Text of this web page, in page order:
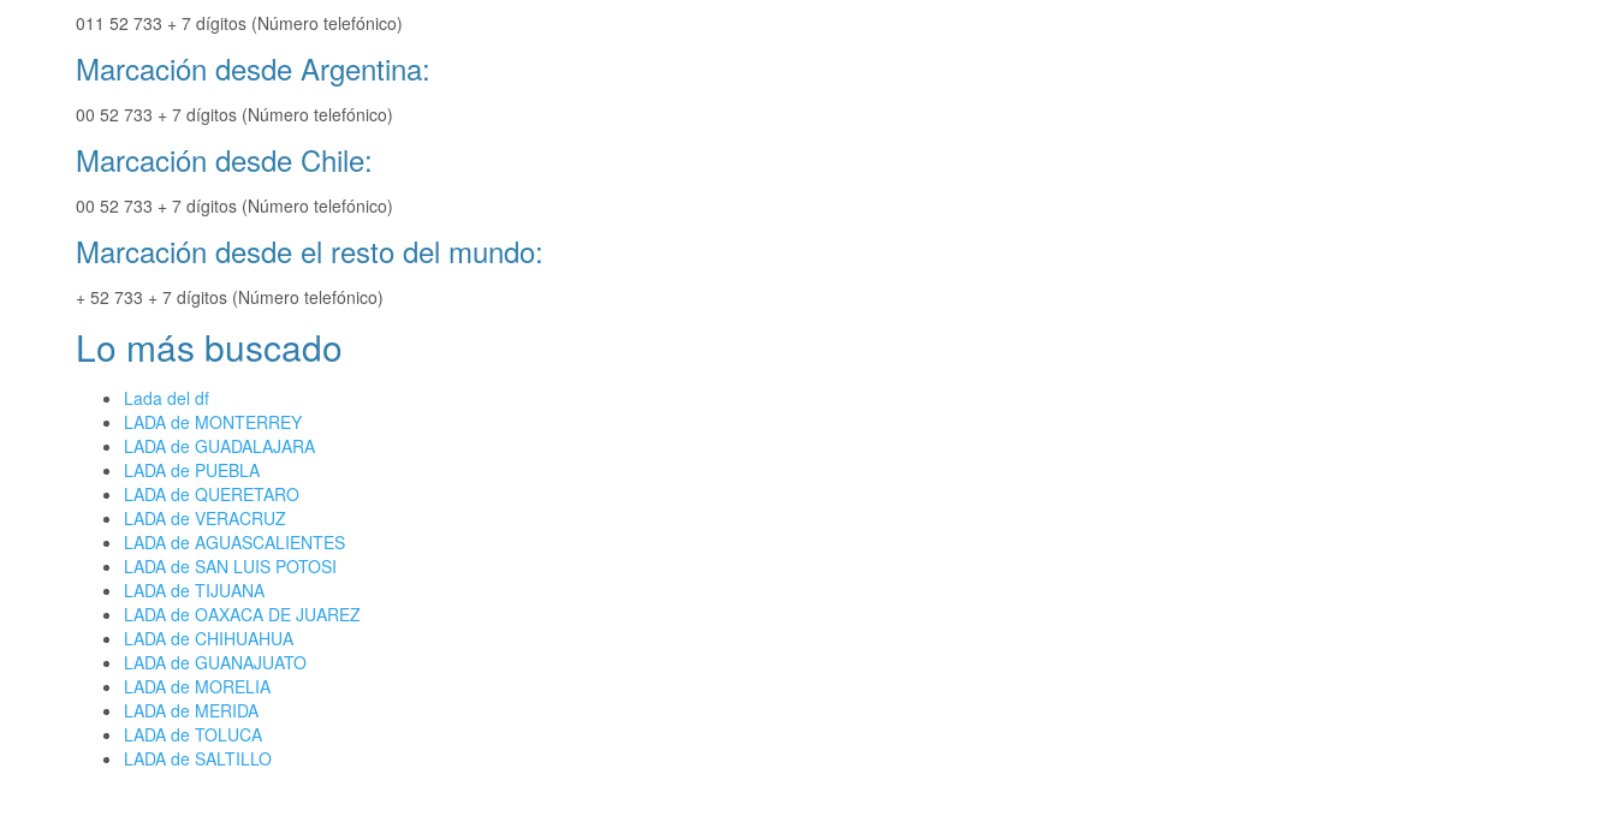
011 52 733 + 7 dígitos (Número telefónico)
Marcación desde Argentina:
00 52 733 + 7 dígitos (Número telefónico)
Marcación desde Chile:
00 52 733 + 7 dígitos (Número telefónico)
Marcación desde el resto del mundo:
+ 52 733 + 7 dígitos (Número telefónico)
Lo más buscado
Lada del df
LADA de MONTERREY
LADA de GUADALAJARA
LADA de PUEBLA
LADA de QUERETARO
LADA de VERACRUZ
LADA de AGUASCALIENTES
LADA de SAN LUIS POTOSI
LADA de TIJUANA
LADA de OAXACA DE JUAREZ
LADA de CHIHUAHUA
LADA de GUANAJUATO
LADA de MORELIA
LADA de MERIDA
LADA de TOLUCA
LADA de SALTILLO